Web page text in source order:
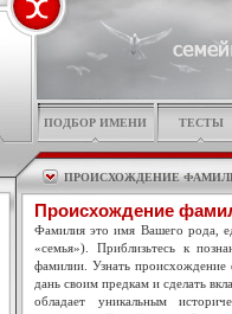
ПОДБОР ИМЕНИ ТЕСТЫ
ПРОИСХОЖДЕНИЕ
Происхождение
Фамилия это имя Вашего рода,
«семья»). Приблизьтесь к
фамилии. Узнать
дань своим предкам и сделать
обладает уникальным